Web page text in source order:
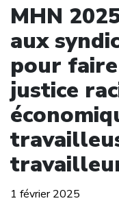
MHN
aux
pour
justice
1 février 2025